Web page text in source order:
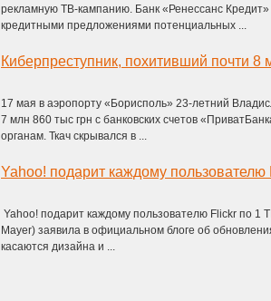
рекламную ТВ-кампанию. Банк «Ренессанс
кредитными предложениями потенциальных ...
17 мая в аэропорту «Борисполь» 23-летний
7 млн 860 тыс грн с банковских счетов
органам. Ткач скрывался в ...
Yahoo! подарит каждому
Yahoo! подарит каждому пользователю Flickr по 1
Mayer) заявила в официальном блоге об
касаются дизайна и ...